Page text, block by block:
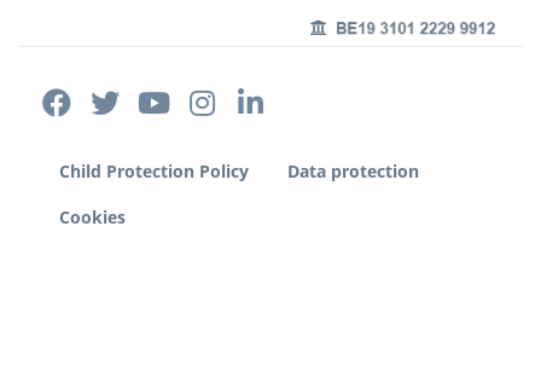
Child Protection Policy
Data protection
Cookies